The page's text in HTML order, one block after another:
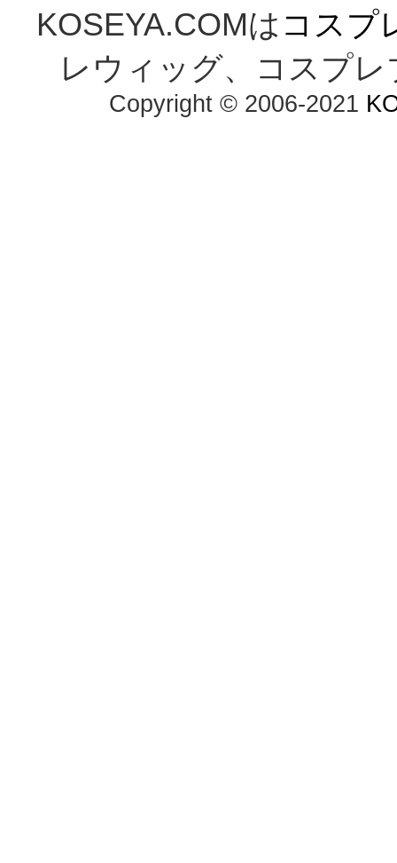
KOSEYA.COMは コスプ
レウィッグ、コスプ
Copyright © 2006-2021